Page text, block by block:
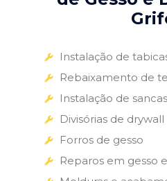
Instalação de
Rebaixamento de
Instalação de sancas
Divisórias de drywall
Forros de gesso
Reparos em gesso